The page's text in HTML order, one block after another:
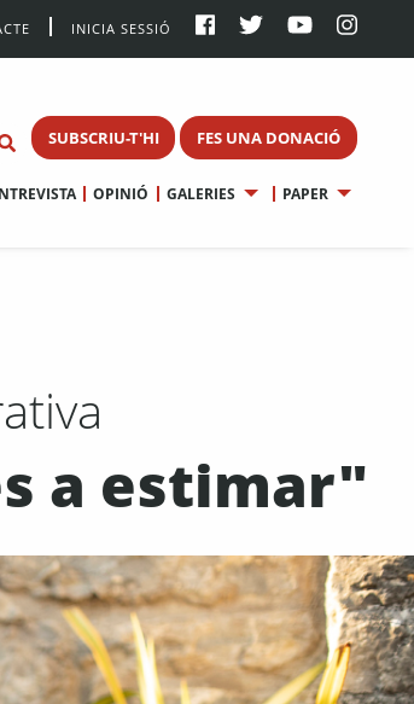
INICIA SESSIÓ
SUBSCRIU-T'HI FES UNA DONACIÓ
OPINIÓ GALERIES PAPER
a estimar"